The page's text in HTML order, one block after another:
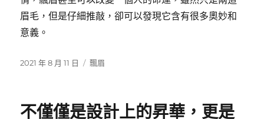
眉毛，但是仔細推敲，卻可以發現它含有很多奧妙和
意義。
發
2021 年 8 月 11 日
分
飄眉
不僅僅是設計上的昇華，更是